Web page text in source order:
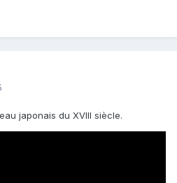
japonais du XVIII siècle.